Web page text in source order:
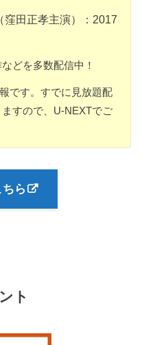
窪田正孝主演）：2017
どを多数配信中！
です。すでに見放題配
すので、U-NEXTでご
ら
ト